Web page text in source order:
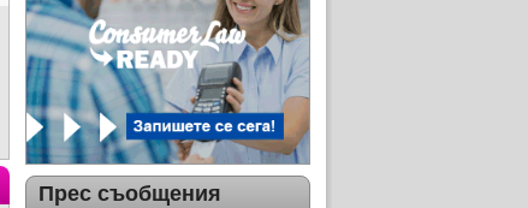
Прес съобщения